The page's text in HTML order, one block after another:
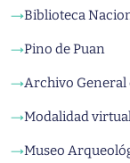
→Biblioteca
→Pino de Puan
→Archivo General
→Modalidad
→Museo